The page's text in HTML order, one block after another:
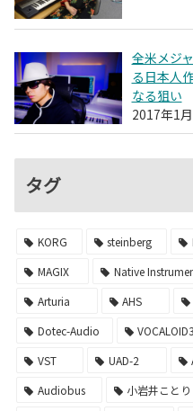
全米メジ
る日本人
なる狙い
2017年1
タグ
KORG steinberg
MAGIX
Native
Arturia
AHS
Dotec-Audio
VOCALOID3
VST
UAD-2
Audiobus
小岩井ことり